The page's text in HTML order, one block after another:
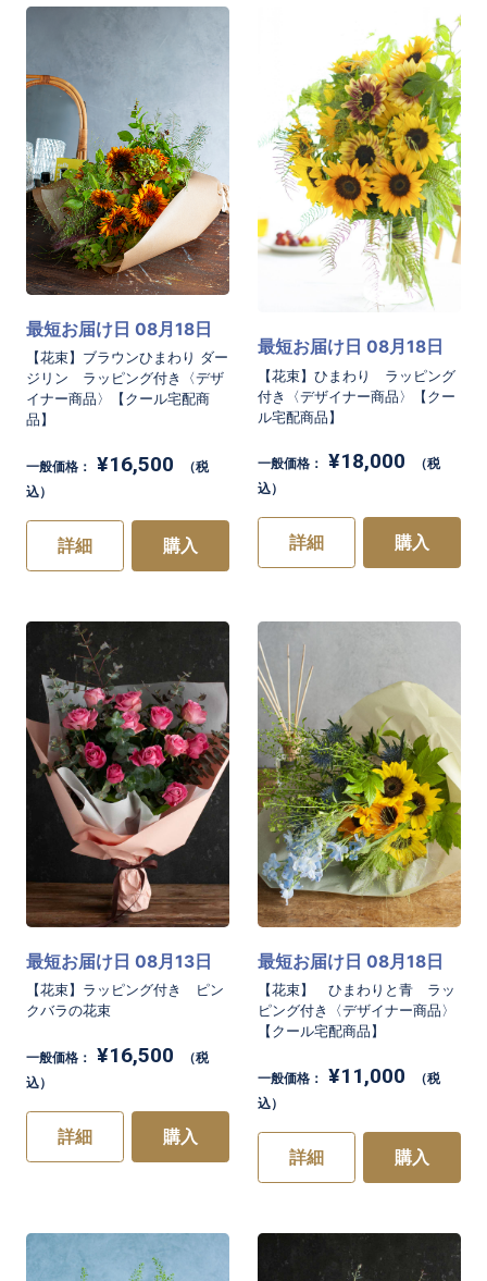
【花束】ブラウンひまわり ダー
ジリン ラッピング付き〈デザ
イナー商品〉【クール宅配商
品】
最短お届け日 08月18日
一般価格： ¥16,500
（税
込）
詳細 購入
【花束】ひまわり ラッピング
付き〈デザイナー商品〉【クー
ル宅配商品】
最短お届け日 08月18日
一般価格： ¥18,000
（税
込）
詳細 購入
【花束】ラッピング付き ピン
クバラの花束
最短お届け日 08月13日
一般価格： ¥16,500
（税
込）
詳細 購入
【花束】 ひまわりと青 ラッ
ピング付き〈デザイナー商品〉
【クール宅配商品】
最短お届け日 08月18日
一般価格： ¥11,000
（税
込）
詳細 購入